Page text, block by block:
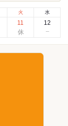
火
11
水
12